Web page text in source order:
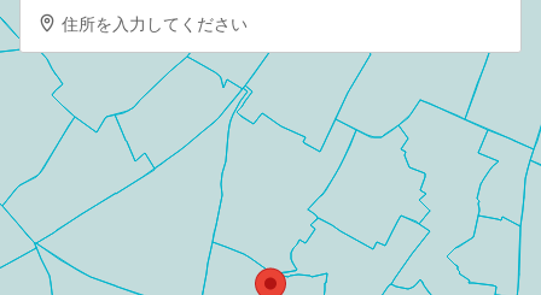
ン
グ
住所を入力してください